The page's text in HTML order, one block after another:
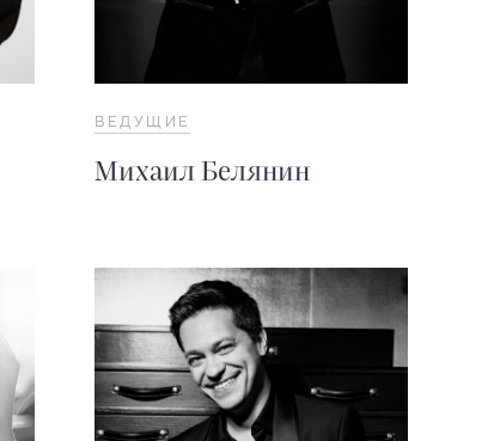
ВЕДУЩИЕ
Михаил Белянин